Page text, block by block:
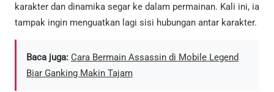
karakter dan dinamika segar ke dalam permainan. Kali ini, ia
tampak ingin menguatkan lagi sisi hubungan antar karakter.
Baca juga: Cara Bermain Assassin di Mobile Legend
Biar Ganking Makin Tajam